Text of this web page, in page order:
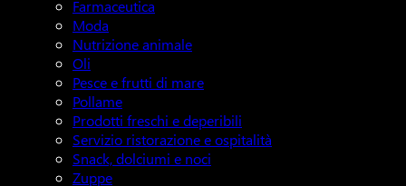
Farmaceutica
Moda
Nutrizione animale
Oli
Pesce e frutti di mare
Pollame
Prodotti freschi e deperibili
Servizio ristorazione e ospitalità
Snack, dolciumi e noci
Zuppe